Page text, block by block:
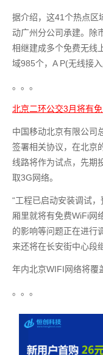
据介绍，这41个热点区
动广州分公司承建。除
相继建成多个免费无线
域985个，A P(无线接入
。。。
北京二环公交3月将有
中国移动北京有限公司
签署相关协议，在北京
线路将作为试点，先期
取3G网络。
“工程已启动安装调试
厢里就将有免费WiFi网
的影响等问题正在进行
来还将在长安街中心段
年内北京WIFI网络将覆
。。。